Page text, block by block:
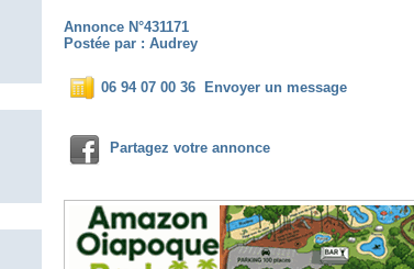
Annonce N°431171
Postée par : Audrey
06 94 07 00 36 Envoyer un message
Partagez votre annonce